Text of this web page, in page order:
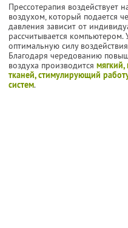
Прессотерапия воздействует
воздухом, который подается
давления зависит от
рассчитывается
оптимальную силу
Благодаря чередованию
воздуха производится
тканей, стимулирующий
систем.